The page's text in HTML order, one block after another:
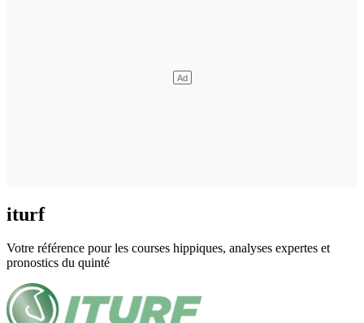
iturf
Votre référence pour les courses hippiques, analyses expertes et
pronostics du quinté